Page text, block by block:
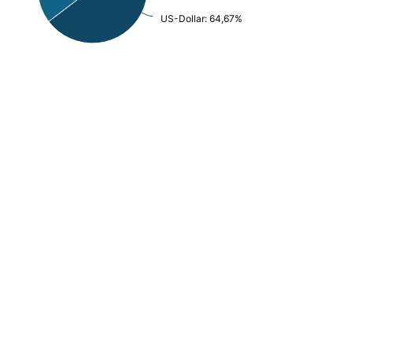
US-Dollar: 64,67%